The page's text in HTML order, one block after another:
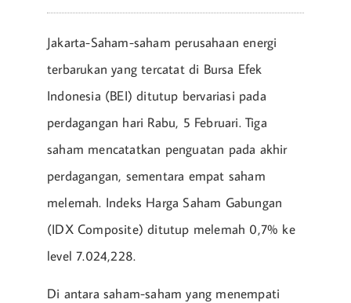
Jakarta-Saham-saham perusahaan energi
terbarukan yang tercatat di Bursa Efek
Indonesia (BEI) ditutup bervariasi pada
perdagangan hari Rabu, 5 Februari. Tiga
saham mencatatkan penguatan pada akhir
perdagangan, sementara empat saham
melemah. Indeks Harga Saham Gabungan
(IDX Composite) ditutup melemah 0,7% ke
level 7.024,228.
Di antara saham-saham yang menempati